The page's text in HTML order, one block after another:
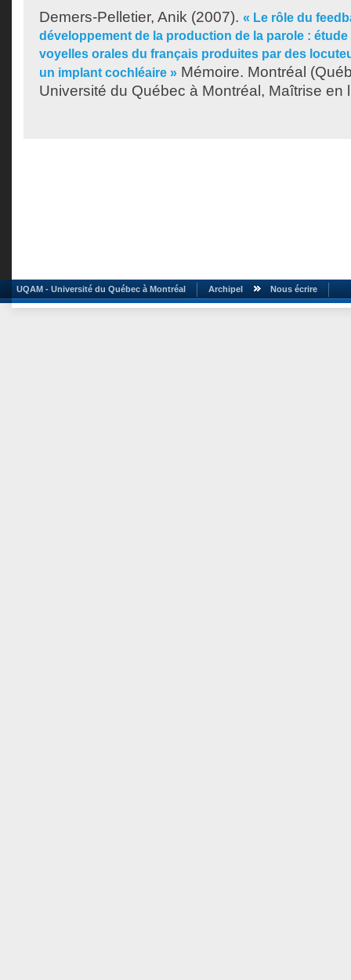
Demers-Pelletier, Anik (2007). « Le rôle du
développement de la production de la parole :
voyelles orales du français produites par des
un implant cochléaire » Mémoire. Montréal
Université du Québec à Montréal, Maîtrise en
UQAM - Université du Québec à Montréal Archipel Nous écrire